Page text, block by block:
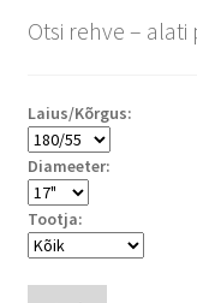
Otsi rehve –
Laius/Kõrgus:
Diameeter:
Tootja: